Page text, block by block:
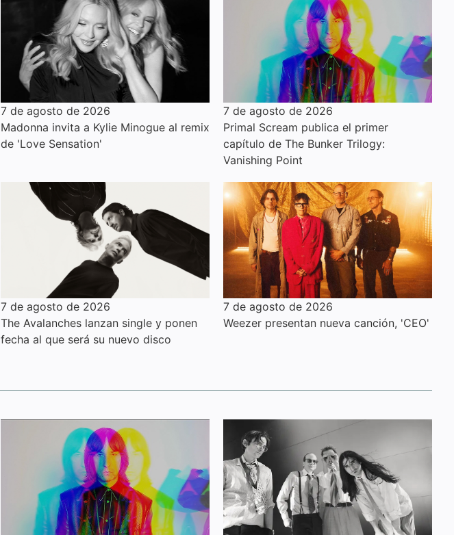
7 de agosto de 2026
Madonna invita a Kylie Minogue al remix
de 'Love Sensation'
7 de agosto de 2026
Primal Scream publica el primer
capítulo de The Bunker Trilogy:
Vanishing Point
7 de agosto de 2026
The Avalanches lanzan single y ponen
fecha al que será su nuevo disco
7 de agosto de 2026
Weezer presentan nueva canción, 'CEO'